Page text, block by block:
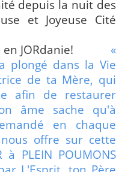
depuis la nuit des
et Joyeuse Cité
«
plongé dans la Vie
de ta Mère, qui
afin de restaurer
âme sache qu'à
en chaque
offre sur cette
à PLEIN POUMONS